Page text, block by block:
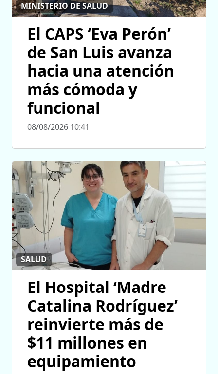
MINISTERIO DE SALUD
El CAPS ‘Eva Perón’
de San Luis avanza
hacia una atención
más cómoda y
funcional
08/08/2026 10:41
SALUD
El Hospital ‘Madre
Catalina Rodríguez’
reinvierte más de
$11 millones en
equipamiento